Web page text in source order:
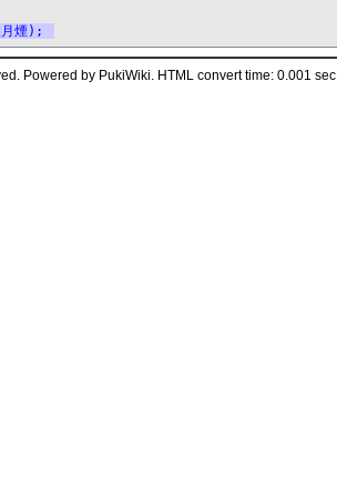
月煙);
Powered by PukiWiki. HTML convert time: 0.001 sec.